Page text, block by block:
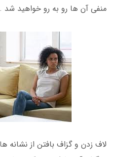
منفی آن ها رو به رو خواهید شد .
لاف زدن و گزاف بافتن از